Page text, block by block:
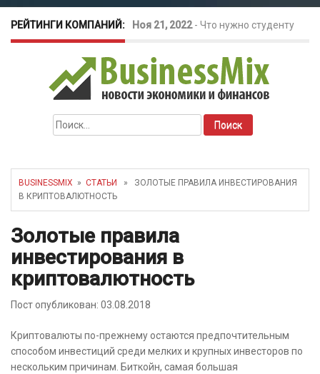
РЕЙТИНГИ КОМПАНИЙ: Ноя 21, 2022- Что нужно студенту
для открытия бизнеса?
Окт 26, 2022-Телефония для
amoCRM: лучшие инструменты для
бизнеса
как защитить свой бизнес?
Найти:
BUSINESSMIX » СТАТЬИ
» ЗОЛОТЫЕ ПРАВИЛА ИНВЕСТИРОВАНИЯ
В КРИПТОВАЛЮТНОСТЬ
Золотые правила
инвестирования в
криптовалютность
Пост опубликован: 03.08.2018
Криптовалюты по-прежнему остаются предпочтительным
способом инвестиций среди мелких и крупных инвесторов по
нескольким причинам. Биткойн, самая большая